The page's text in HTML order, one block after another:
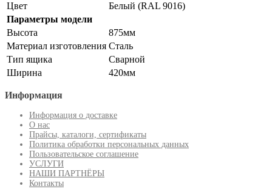
Цвет
Белый (RAL 9016)
Параметры модели
Высота
875мм
Материал изготовления Сталь
Тип ящика
Сварной
Ширина
420мм
Информация
Информация о доставке
О нас
Прайсы, каталоги, сертификаты
Политика обработки персональных данных
Пользовательское соглашение
УСЛУГИ
НАШИ ПАРТНЁРЫ
Контакты